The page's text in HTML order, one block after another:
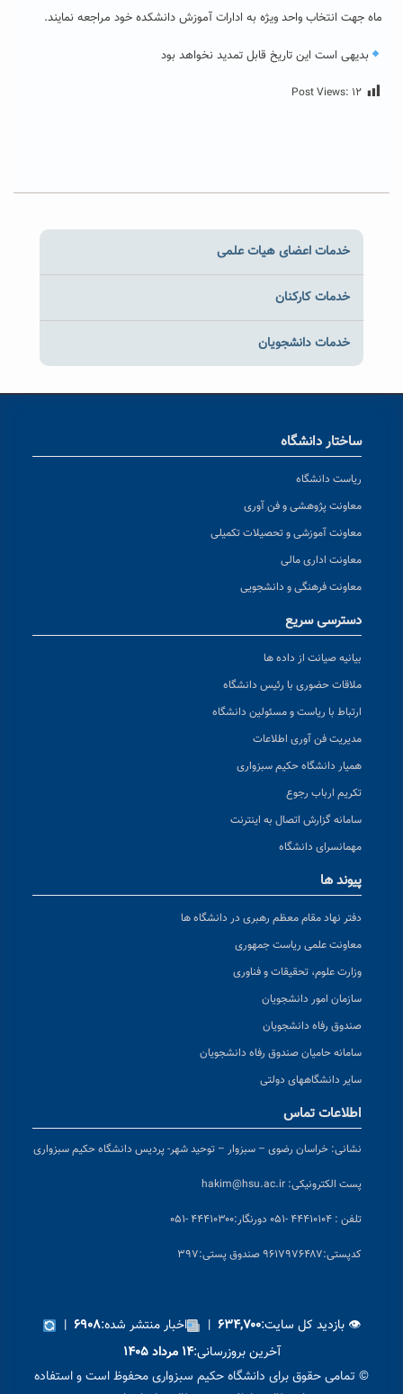
ماه جهت انتخاب واحد ویژه به ادارات آموزش دانشکده خود مراجعه نمایند.
بدیهی است این تاریخ قابل تمدید نخواهد بود
Post Views: ۱۲
خدمات اعضای هیات علمی
خدمات کارکنان
خدمات دانشجویان
ساختار دانشگاه
ریاست دانشگاه
معاونت پژوهشی و فن آوری
معاونت آموزشی و تحصیلات تکمیلی
معاونت اداری مالی
معاونت فرهنگی و دانشجویی
دسترسی سریع
بیانیه صیانت از داده ها
ملاقات حضوری با رئیس دانشگاه
ارتباط با ریاست و مسئولین دانشگاه
مدیریت فن آوری اطلاعات
همیار دانشگاه حکیم سبزواری
تکریم ارباب رجوع
سامانه گزارش اتصال به اینترنت
مهمانسرای دانشگاه
پیوند ها
دفتر نهاد مقام معظم رهبری در دانشگاه ها
معاونت علمی ریاست جمهوری
وزارت علوم، تحقیقات و فناوری
سازمان امور دانشجویان
صندوق رفاه دانشجویان
سامانه حامیان صندوق رفاه دانشجویان
سایر دانشگاههای دولتی
اطلاعات تماس
نشانی: خراسان رضوی – سبزوار – توحید شهر- پردیس دانشگاه حکیم سبزواری
پست الکترونیکی: hakim@hsu.ac.ir
تلفن : ۴۴۴۱۰۱۰۴ -۰۵۱ دورنگار:۴۴۴۱۰۳۰۰ -۰۵۱
کدپستی:۹۶۱۷۹۷۶۴۸۷ صندوق پستی:۳۹۷
👁 بازدید کل سایت:۶۳۴,۷۰۰ | اخبار منتشر شده:۶۹۰۸ |
آخرین بروزرسانی:۱۴ مرداد ۱۴۰۵
© تمامی حقوق برای دانشگاه حکیم سبزواری محفوظ است و استفاده